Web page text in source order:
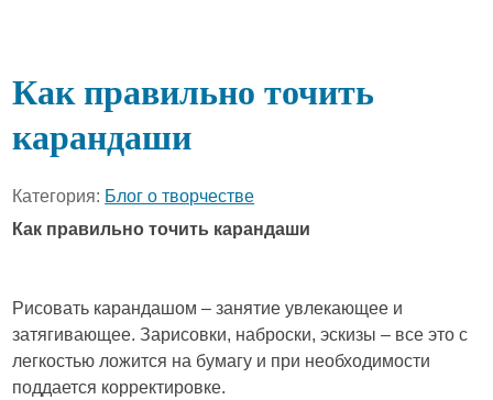
Как правильно точить
карандаши
Категория: Блог о творчестве
Как правильно точить карандаши
Рисовать карандашом – занятие увлекающее и
затягивающее. Зарисовки, наброски, эскизы – все это с
легкостью ложится на бумагу и при необходимости
поддается корректировке.